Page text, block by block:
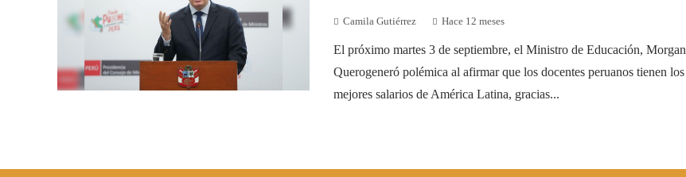
Camila Gutiérrez Hace 12 meses
El próximo martes 3 de septiembre, el Ministro de Educación, Morgan
Querogeneró polémica al afirmar que los docentes peruanos tienen los
mejores salarios de América Latina, gracias...